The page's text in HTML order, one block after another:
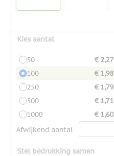
Kies aantal
50
€ 2,27
100
€ 1,98
250
€ 1,79
500
€ 1,71
1000
€ 1,60
Afwijkend aantal
Stel bedrukking samen